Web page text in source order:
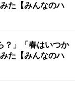
た【みんなのハ
？」「春はいつか
た【みんなのハ